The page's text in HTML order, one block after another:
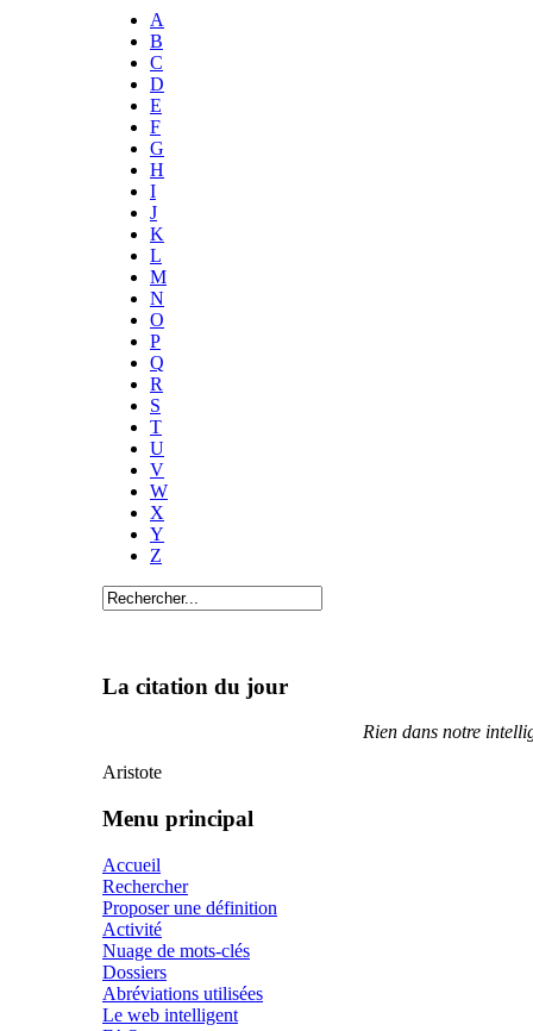
A
B
C
D
E
F
G
H
I
J
K
L
M
N
O
P
Q
R
S
T
U
V
W
X
Y
Z
La citation du jour
Rien dans notre
Aristote
Menu principal
Accueil
Rechercher
Proposer une définition
Activité
Nuage de mots-clés
Dossiers
Abréviations utilisées
Le web intelligent